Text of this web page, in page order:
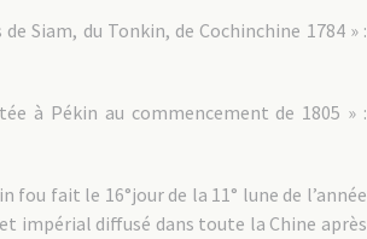
Siam, du Tonkin, de Cochinchine 1784 » :
à Pékin au commencement de 1805 » :
fou fait le 16°jour de la 11° lune de l’année
impérial diffusé dans toute la Chine après